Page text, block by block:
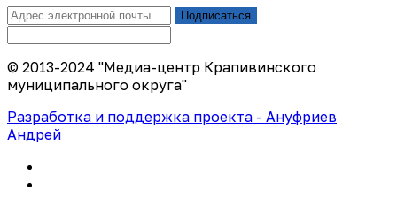
Подписаться
© 2013-2024 "Медиа-центр Крапивинского
муниципального округа"
Разработка и поддержка проекта - Ануфриев
Андрей